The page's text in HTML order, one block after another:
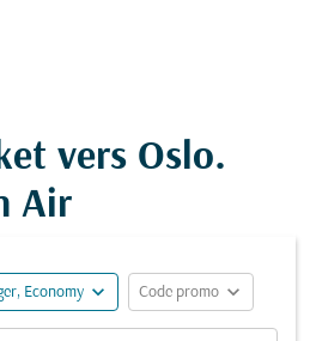
vers Oslo.
Air
Economy expand_more Code promo expand_more